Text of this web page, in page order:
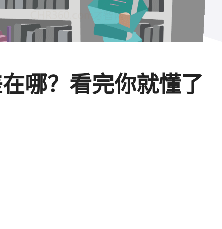
哪？看完你就懂了